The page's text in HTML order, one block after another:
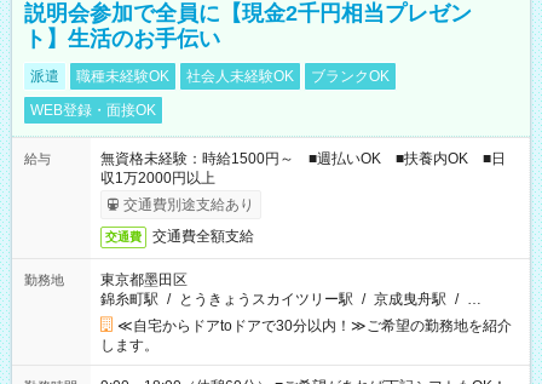
説明会参加で全員に【現金2千円相当プレゼン
ト】生活のお手伝い
派遣 職種未経験OK 社会人未経験OK
ブランクOK
WEB登録・面接OK
給与
無資格未経験：時給1500円～ ■週払いOK ■扶養内OK ■日
収1万2000円以上
交通費別途支給あり
交通費 交通費全額支給
勤務地
東京都墨田区
錦糸町駅 / とうきょうスカイツリー駅 / 京成曳舟駅 / …
≪自宅からドアtoドアで30分以内！≫ご希望の勤務地を紹介
します。